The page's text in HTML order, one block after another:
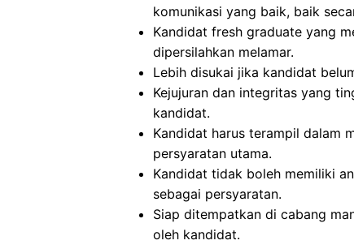
komunikasi yang baik, baik
Kandidat fresh graduate yang
dipersilahkan melamar.
Lebih disukai jika kandidat
Kejujuran dan integritas yang
kandidat.
Kandidat harus terampil dalam
persyaratan utama.
Kandidat tidak boleh memiliki
sebagai persyaratan.
Siap ditempatkan di cabang
oleh kandidat.